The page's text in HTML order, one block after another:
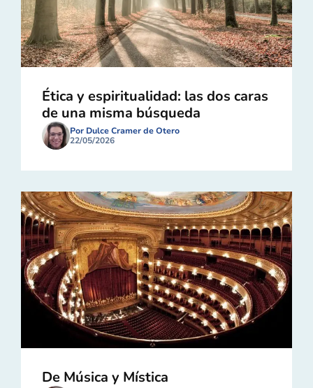
Ética y espiritualidad: las dos caras
de una misma búsqueda
Por Dulce Cramer de Otero
22/05/2026
De Música y Mística